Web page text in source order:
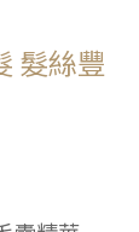
髮絲豐